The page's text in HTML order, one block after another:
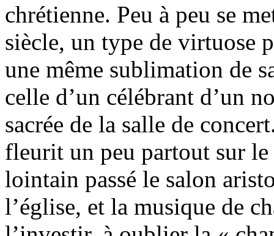
chrétienne. Peu à peu se
siècle, un type de virtuose
une même sublimation de
celle d’un célébrant d’un
sacrée de la salle de
fleurit un peu partout sur
lointain passé le salon
l’église, et la musique de